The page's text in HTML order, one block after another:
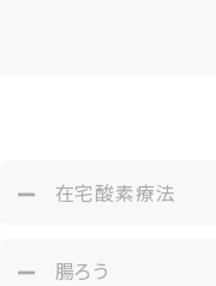
在宅酸素療法
腸ろう